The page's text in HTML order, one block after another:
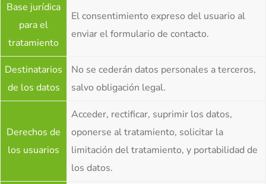
Base jurídica
para el
tratamiento
El consentimiento expreso del usuario al
enviar el formulario de contacto.
Destinatarios
de los datos
No se cederán datos personales a terceros,
salvo obligación legal.
Derechos de
los usuarios
Acceder, rectificar, suprimir los datos,
oponerse al tratamiento, solicitar la
limitación del tratamiento, y portabilidad de
los datos.